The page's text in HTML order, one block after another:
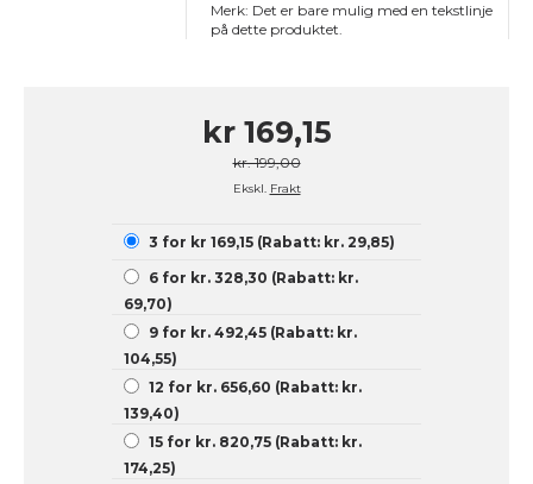
Merk: Det er bare mulig med en tekstlinje
på dette produktet.
kr 169,15
kr. 199,00
Ekskl. Frakt
3 for kr 169,15 (Rabatt: kr. 29,85)
6 for kr. 328,30 (Rabatt: kr.
69,70)
9 for kr. 492,45 (Rabatt: kr.
104,55)
12 for kr. 656,60 (Rabatt: kr.
139,40)
15 for kr. 820,75 (Rabatt: kr.
174,25)